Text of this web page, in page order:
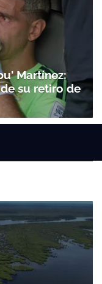
Martínez:
su retiro de